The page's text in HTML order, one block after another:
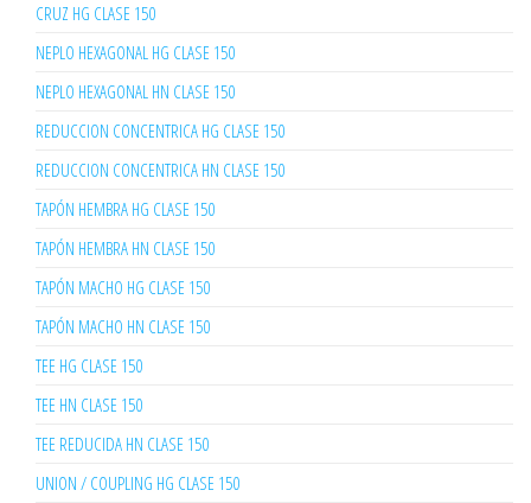
CRUZ HG CLASE 150
NEPLO HEXAGONAL HG CLASE 150
NEPLO HEXAGONAL HN CLASE 150
REDUCCION CONCENTRICA HG CLASE 150
REDUCCION CONCENTRICA HN CLASE 150
TAPÓN HEMBRA HG CLASE 150
TAPÓN HEMBRA HN CLASE 150
TAPÓN MACHO HG CLASE 150
TAPÓN MACHO HN CLASE 150
TEE HG CLASE 150
TEE HN CLASE 150
TEE REDUCIDA HN CLASE 150
UNION / COUPLING HG CLASE 150